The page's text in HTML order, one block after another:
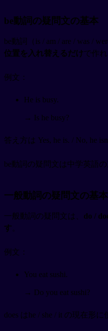
be動詞の疑問文の基本
be動詞（is / am / are / was /
位置を入れ替えるだけで作れ
例文：
He is busy.
→ Is he busy?
答え方は Yes, he is. / No, he
be動詞の疑問文は中学英語
一般動詞の疑問文の基本
一般動詞の疑問文は、 do /
す。
例文：
You eat sushi.
→ Do you eat sushi?
does はhe / she / it の現在形に